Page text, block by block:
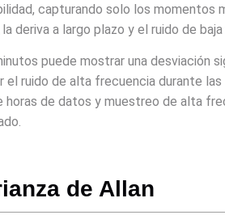
capturando solo los
deriva a largo plazo y el ruido de
puede mostrar una desviación
ruido de alta frecuencia durante
de datos y muestreo de alta
de Allan